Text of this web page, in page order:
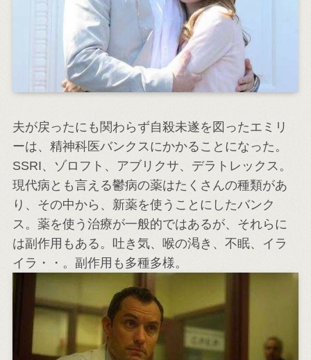
夫が戻ったにも関わらず自殺未遂を図ったエミリ
ーは、精神科医バンクスにかかることになった。
SSRI、ゾロフト、アブリクサ、デラトレックス。
現代病とも言える鬱病の薬はたくさんの種類があ
り、その中から、新薬を使うことにしたバンク
ス。薬を使う治療が一般的ではあるが、それらに
は副作用もある。吐き気、喉の渇き、不眠、イラ
イラ・・。副作用も多種多様。